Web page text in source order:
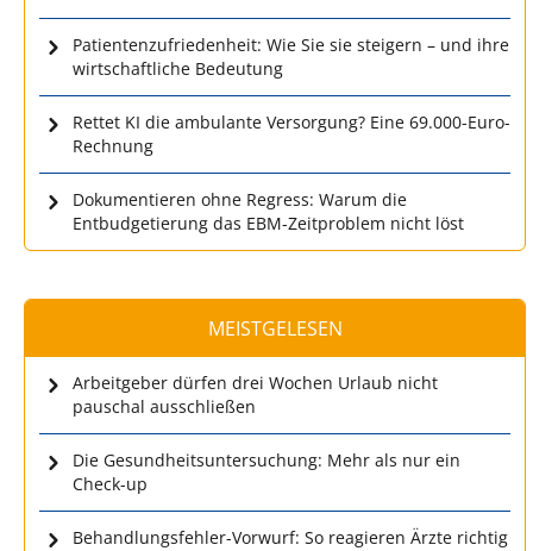
Patientenzufriedenheit: Wie Sie sie steigern – und ihre
wirtschaftliche Bedeutung
Rettet KI die ambulante Versorgung? Eine 69.000-Euro-
Rechnung
Dokumentieren ohne Regress: Warum die
Entbudgetierung das EBM-Zeitproblem nicht löst
MEISTGELESEN
Arbeitgeber dürfen drei Wochen Urlaub nicht
pauschal ausschließen
Die Gesundheitsuntersuchung: Mehr als nur ein
Check-up
Behandlungsfehler-Vorwurf: So reagieren Ärzte richtig